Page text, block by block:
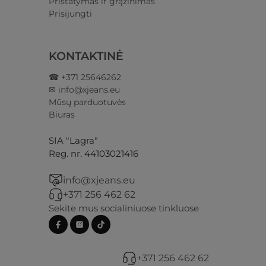
Prisijungti​
KONTAKTINĖ
☎ +371 25646262
✉ info@xjeans.eu
Mūsų parduotuvės
Biuras
SIA "Lagra"
Reg. nr. 44103021416
info@xjeans.eu
+371 256 462 62
Sekite mus socialiniuose tinkluose
+371 256 462 62